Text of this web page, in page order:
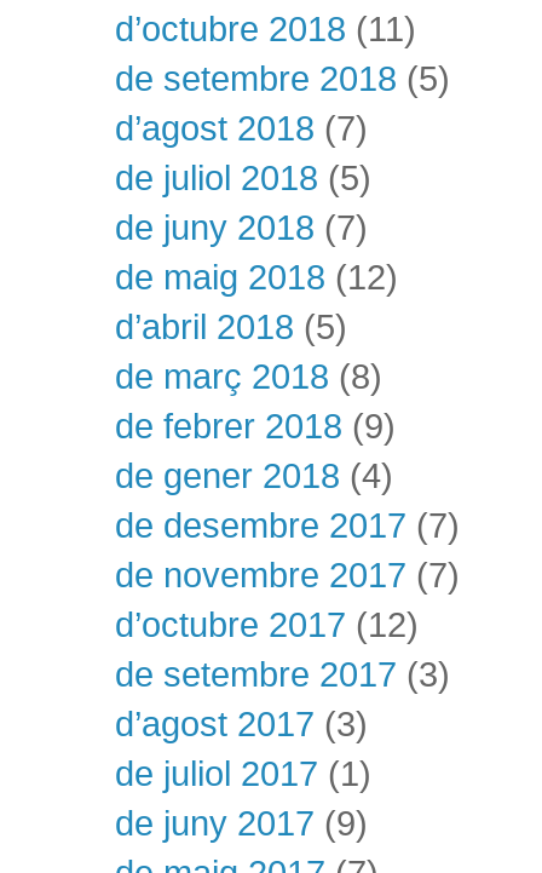
d’octubre 2018 (11)
de setembre 2018 (5)
d’agost 2018 (7)
de juliol 2018 (5)
de juny 2018 (7)
de maig 2018 (12)
d’abril 2018 (5)
de març 2018 (8)
de febrer 2018 (9)
de gener 2018 (4)
de desembre 2017 (7)
de novembre 2017 (7)
d’octubre 2017 (12)
de setembre 2017 (3)
d’agost 2017 (3)
de juliol 2017 (1)
de juny 2017 (9)